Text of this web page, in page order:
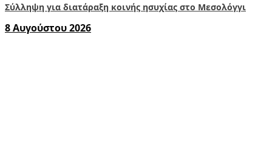
Σύλληψη για διατάραξη κοινής ησυχίας στο Μεσολόγγι
8 Αυγούστου 2026